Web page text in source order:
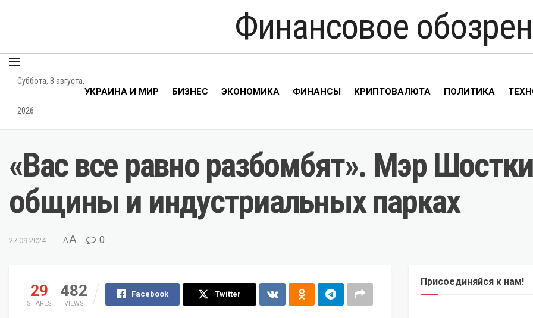
Финансовое
Суббота, 8 августа,
2026
УКРАИНА И МИР БИЗНЕС ЭКОНОМИКА ФИНАНСЫ КРИПТОВАЛЮТА ПОЛИТИКА
«Вас все равно разбомбят». Мэр
общины и индустриальных парках
27.09.2024 AA 0
29
SHARES
482
VIEWS
Facebook Twitter
Присоединяйся к нам!